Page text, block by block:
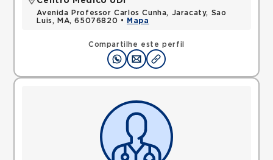
Compartilhe este perfil
Avenida Professor Carlos Cunha, Jaracaty, Sao
Luis, MA, 65076820 •
Mapa